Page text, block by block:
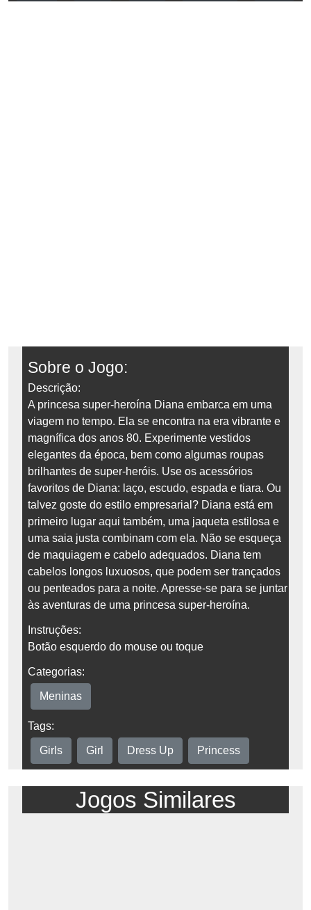
Sobre o Jogo:
Descrição:
A princesa super-heroína Diana embarca em uma
viagem no tempo. Ela se encontra na era vibrante e
magnífica dos anos 80. Experimente vestidos
elegantes da época, bem como algumas roupas
brilhantes de super-heróis. Use os acessórios
favoritos de Diana: laço, escudo, espada e tiara. Ou
talvez goste do estilo empresarial? Diana está em
primeiro lugar aqui também, uma jaqueta estilosa e
uma saia justa combinam com ela. Não se esqueça
de maquiagem e cabelo adequados. Diana tem
cabelos longos luxuosos, que podem ser trançados
ou penteados para a noite. Apresse-se para se juntar
às aventuras de uma princesa super-heroína.
Instruções:
Botão esquerdo do mouse ou toque
Categorias:
Meninas
Tags:
Girls Girl Dress Up Princess
Jogos Similares